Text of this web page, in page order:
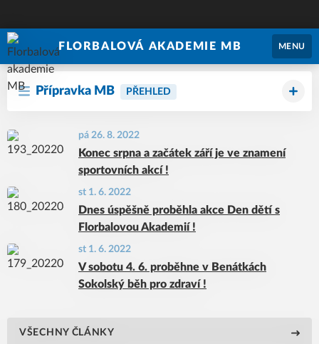
FLORBALOVÁ AKADEMIE MB MENU
Přípravka MB PŘEHLED
pá 26. 8. 2022
Konec srpna a začátek září je ve znamení
sportovních akcí !
st 1. 6. 2022
Dnes úspěšně proběhla akce Den dětí s
Florbalovou Akademií !
st 1. 6. 2022
V sobotu 4. 6. proběhne v Benátkách
Sokolský běh pro zdraví !
VŠECHNY ČLÁNKY